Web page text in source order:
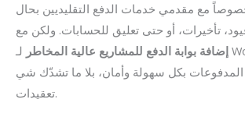
تأخيرات، أو حتى تعليق للحسابات. ولكن مع
إضافة بوابة الدفع للمشاريع عالية المخاطر لـ WooCommerce،
بكل سهولة وأمان، بلا ما تشدّك شي
تعقيدات.